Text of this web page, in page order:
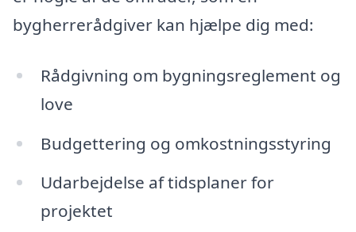
bygherrerådgiver kan hjælpe dig med:
Rådgivning om bygningsreglement og
love
Budgettering og omkostningsstyring
Udarbejdelse af tidsplaner for
projektet